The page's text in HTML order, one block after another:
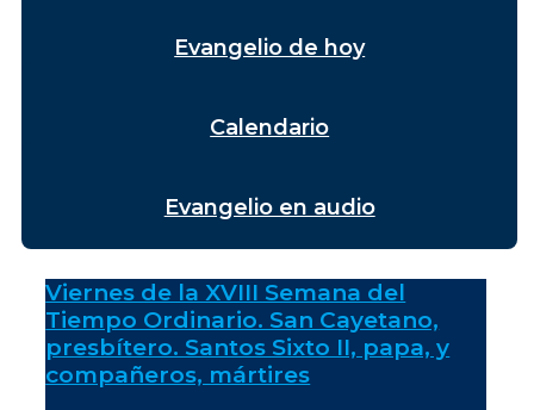
Evangelio de hoy
Calendario
Evangelio en audio
Viernes de la XVIII Semana del
Tiempo Ordinario. San Cayetano,
presbítero. Santos Sixto II, papa, y
compañeros, mártires